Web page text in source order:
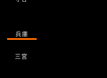
兵庫
三宮